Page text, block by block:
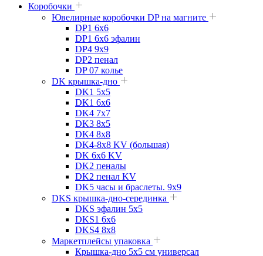
Коробочки
Ювелирные коробочки DP на магните
DP1 6x6
DP1 6x6 эфалин
DP4 9x9
DP2 пенал
DP 07 колье
DK крышка-дно
DK1 5x5
DK1 6x6
DK4 7х7
DK3 8x5
DK4 8x8
DK4-8x8 KV (большая)
DK 6х6 KV
DK2 пеналы
DK2 пенал KV
DK5 часы и браслеты. 9x9
DKS крышка-дно-серединка
DKS эфалин 5x5
DKS1 6x6
DKS4 8x8
Маркетплейсы упаковка
Крышка-дно 5x5 см универсал